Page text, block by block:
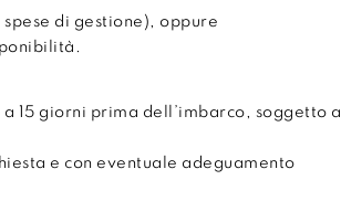
spese di gestione), oppure
15 giorni prima dell’imbarco, soggetto a
e con eventuale adeguamento